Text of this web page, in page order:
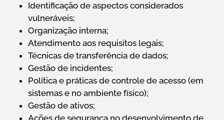
Identificação de aspectos considerados
vulneráveis;
Organização interna;
Atendimento aos requisitos legais;
Técnicas de transferência de dados;
Gestão de incidentes;
Política e práticas de controle de acesso (em
sistemas e no ambiente físico);
Gestão de ativos;